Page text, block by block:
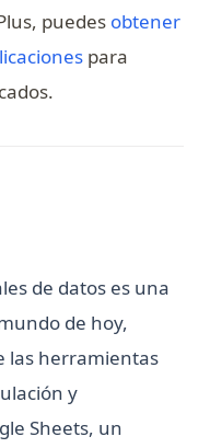
Iterator Building Blocks
de
with Examples
unitarias (Guía
(Complete Guide)
with Examples
mejorar la calidad
puedes obtener
(opens in a
para
de datos es una
de hoy,
las herramientas
y
Sheets, un